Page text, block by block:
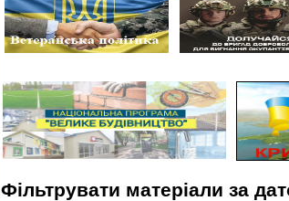
Фільтрувати матеріали за